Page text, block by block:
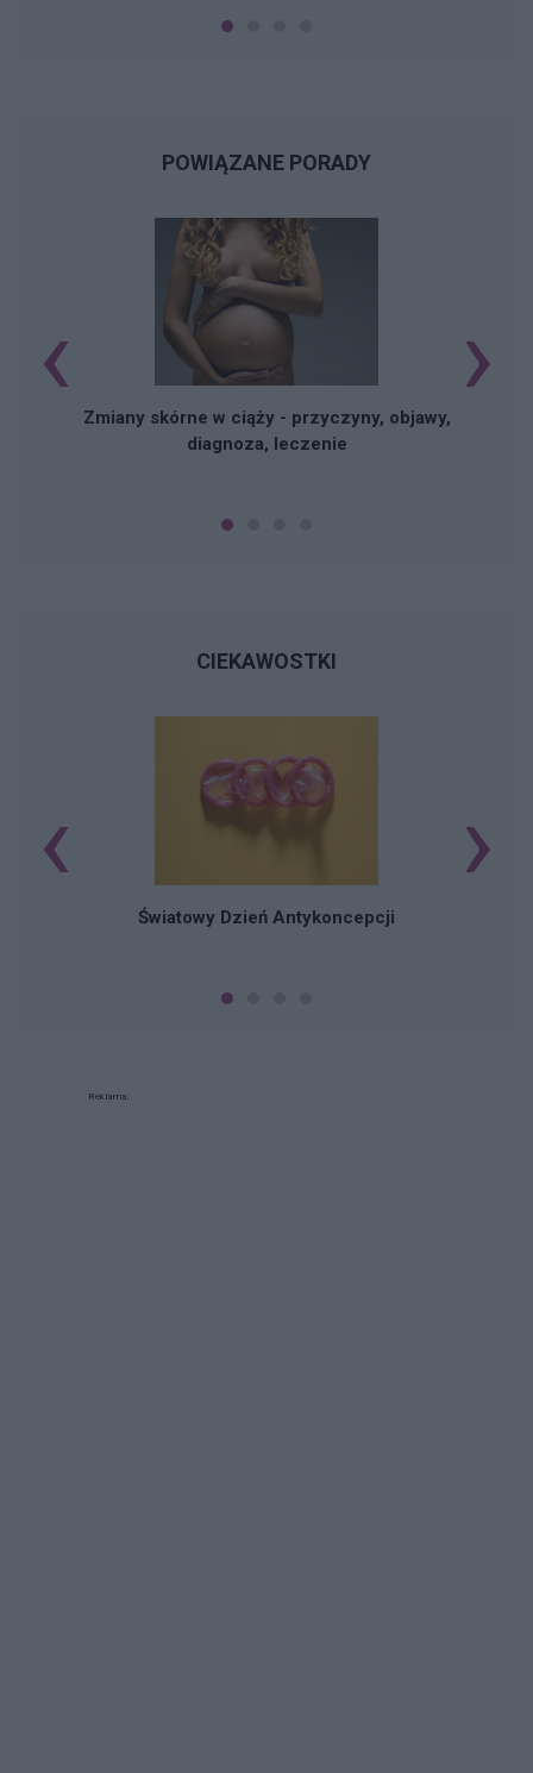
POWIĄZANE PORADY
Zmiany skórne w ciąży - przyczyny, objawy,
diagnoza, leczenie
‹ ›
CIEKAWOSTKI
Światowy Dzień Antykoncepcji
‹ ›
Reklama: